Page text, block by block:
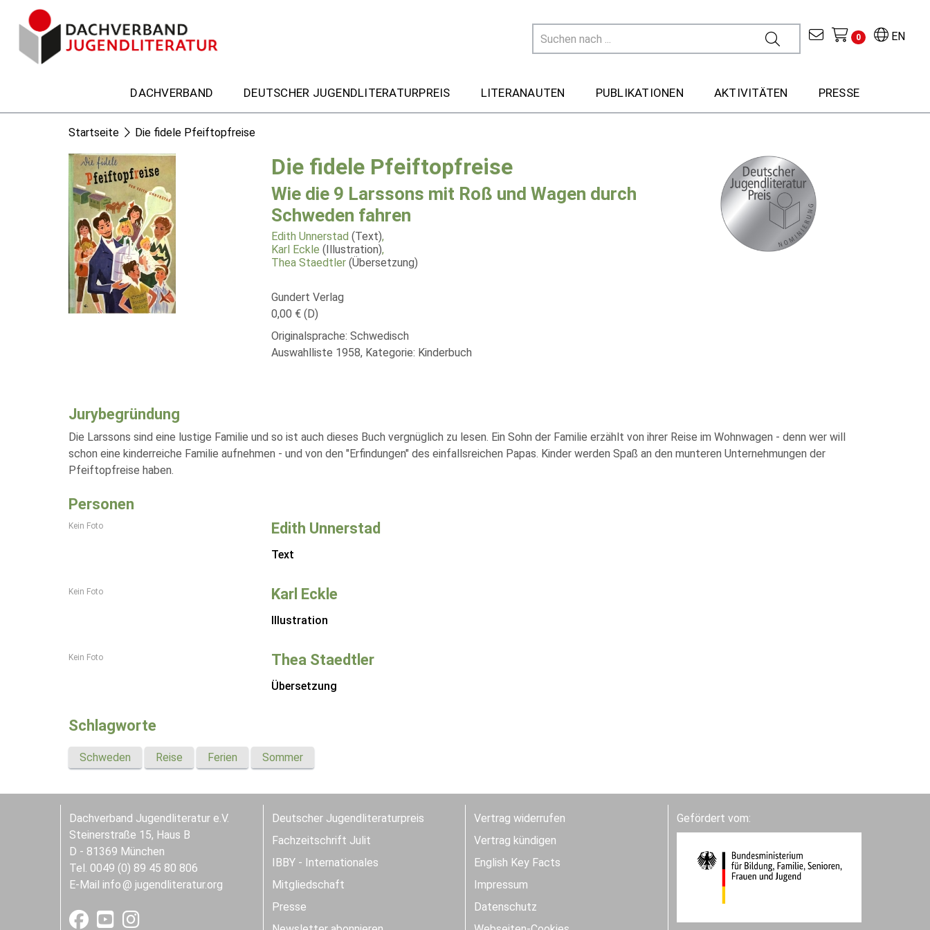
EN
0
DACHVERBAND DEUTSCHER JUGENDLITERATURPREIS LITERANAUTEN PUBLIKATIONEN AKTIVITÄTEN PRESSE
Startseite Die fidele Pfeiftopfreise
Die fidele Pfeiftopfreise
Wie die 9 Larssons mit Roß und Wagen durch
Schweden fahren
Edith Unnerstad (Text),
Karl Eckle (Illustration),
Thea Staedtler (Übersetzung)
Gundert Verlag
0,00 € (D)
Originalsprache: Schwedisch
Auswahlliste 1958, Kategorie: Kinderbuch
Jurybegründung
Die Larssons sind eine lustige Familie und so ist auch dieses Buch vergnüglich zu lesen. Ein Sohn der Familie erzählt von ihrer Reise im Wohnwagen - denn wer will
schon eine kinderreiche Familie aufnehmen - und von den "Erfindungen" des einfallsreichen Papas. Kinder werden Spaß an den munteren Unternehmungen der
Pfeiftopfreise haben.
Personen
Kein Foto Edith Unnerstad
Text
Kein Foto Karl Eckle
Illustration
Kein Foto Thea Staedtler
Übersetzung
Schlagworte
Schweden Reise Ferien Sommer
Dachverband Jugendliteratur e.V.
Steinerstraße 15, Haus B
D - 81369 München
Tel. 0049 (0) 89 45 80 806
E-Mail info jugendliteratur.org
Deutscher Jugendliteraturpreis
Fachzeitschrift Julit
IBBY - Internationales
Mitgliedschaft
Presse
Vertrag widerrufen
Vertrag kündigen
English Key Facts
Impressum
Datenschutz
Gefördert vom: